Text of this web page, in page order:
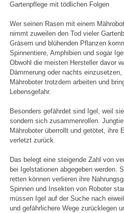
Gartenpflege mit tödlichen Folgen
Wer seinen Rasen mit einem
nimmt zuweilen den Tod vieler
Gräsern und blühenden Pflanzen
Spinnentiere, Amphibien und sogar
Obwohl die meisten Hersteller davor
Dämmerung oder nachts
Mähroboter trotzdem arbeiten und
Lebensgefahr.
Besonders gefährdet sind Igel, weil
sondern sich zusammenrollen.
Mähroboter überrollt und getötet, ihre
verletzt zurück.
Das belegt eine steigende Zahl von
bei Igelstationen abgegeben werden.
retten können verlieren ihre
Spinnen und Insekten von Roboter
müssen Igel auf der Suche nach
und gefährlichere Wege zurücklegen